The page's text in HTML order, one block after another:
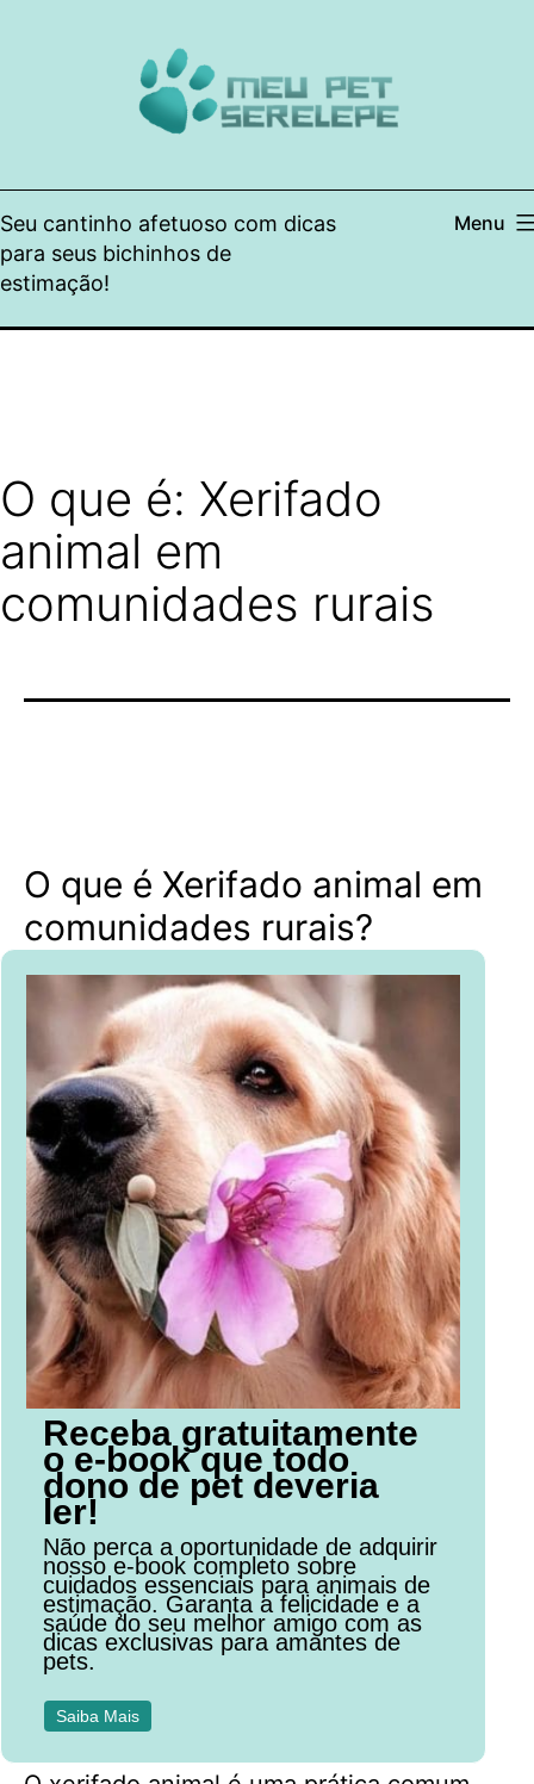
Seu cantinho afetuoso com dicas
para seus bichinhos de
estimação!
Menu
O que é: Xerifado
animal em
comunidades rurais
O que é Xerifado animal em
comunidades rurais?
Receba gratuitamente
o e-book que todo
dono de pet deveria
ler!
Não perca a oportunidade de adquirir
nosso e-book completo sobre
cuidados essenciais para animais de
estimação. Garanta a felicidade e a
saúde do seu melhor amigo com as
dicas exclusivas para amantes de
pets.
Saiba Mais